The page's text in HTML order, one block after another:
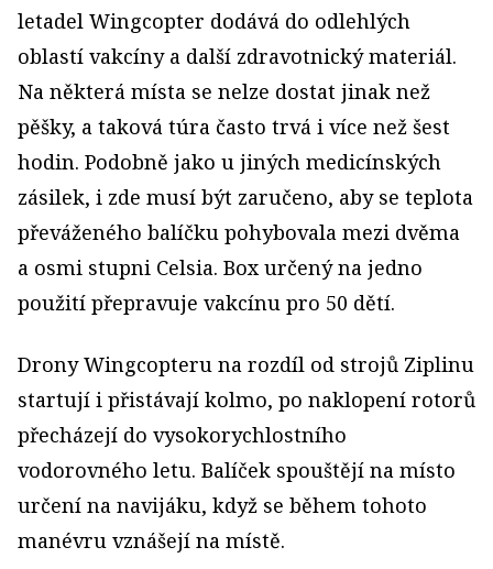
letadel Wingcopter dodává do odlehlých
oblastí vakcíny a další zdravotnický materiál.
Na některá místa se nelze dostat jinak než
pěšky, a taková túra často trvá i více než šest
hodin. Podobně jako u jiných medicínských
zásilek, i zde musí být zaručeno, aby se teplota
převáženého balíčku pohybovala mezi dvěma
a osmi stupni Celsia. Box určený na jedno
použití přepravuje vakcínu pro 50 dětí.
Drony Wingcopteru na rozdíl od strojů Ziplinu
startují i přistávají kolmo, po naklopení rotorů
přecházejí do vysokorychlostního
vodorovného letu. Balíček spouštějí na místo
určení na navijáku, když se během tohoto
manévru vznášejí na místě.